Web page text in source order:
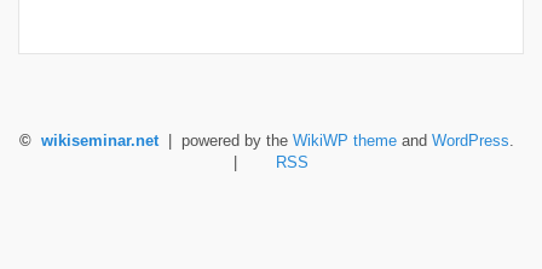
© wikiseminar.net| powered by the WikiWP themeand WordPress.
RSS